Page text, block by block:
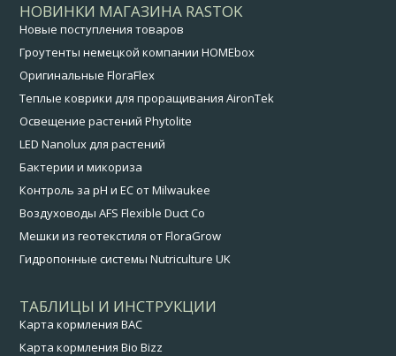
НОВИНКИ МАГАЗИНА RASTOK
Новые поступления товаров
Гроутенты немецкой компании HOMEbox
Оригинальные FloraFlex
Теплые коврики для проращивания AironTek
Освещение растений Phytolite
LED Nanolux для растений
Бактерии и микориза
Контроль за pH и EC от Milwaukee
Воздуховоды AFS Flexible Duct Co
Мешки из геотекстиля от FloraGrow
Гидропонные системы Nutriculture UK
ТАБЛИЦЫ И ИНСТРУКЦИИ
Карта кормления BAC
Карта кормления Bio Bizz